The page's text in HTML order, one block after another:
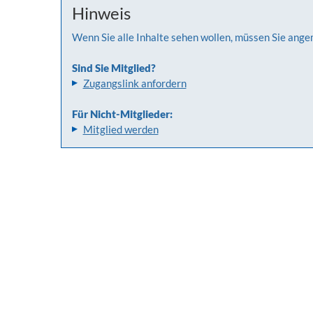
Hinweis
Wenn Sie alle Inhalte sehen wollen, müssen Sie
Sind Sie Mitglied?
Zugangslink anfordern
Für Nicht-Mitglieder:
Mitglied werden